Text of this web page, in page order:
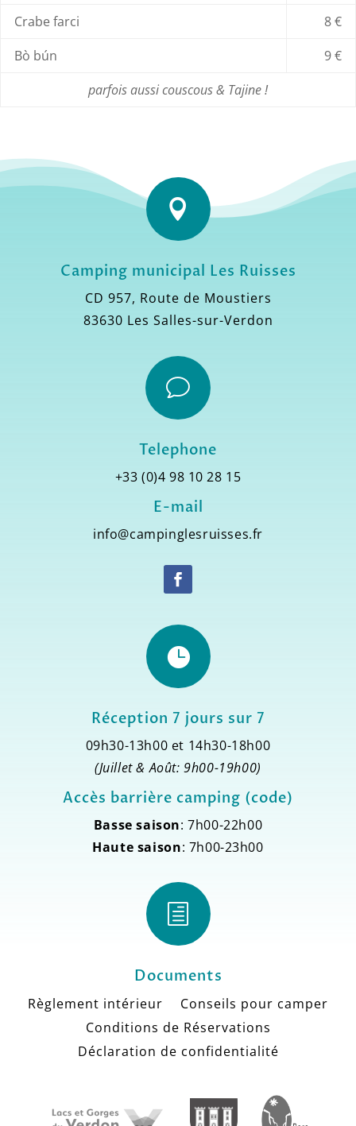
Crabe farci
8 €
Bò bún
9 €
parfois aussi couscous & Tajine !

Camping municipal Les Ruisses
CD 957, Route de Moustiers
83630 Les Salles-sur-Verdon
v
Telephone
+33 (0)4 98 10 28 15
E-mail
info@campinglesruisses.fr

Réception 7 jours sur 7
09h30-13h00 et 14h30-18h00
(Juillet & Août: 9h00-19h00)
Accès barrière camping (code)
Basse saison: 7h00-22h00
Haute saison: 7h00-23h00
h
Documents
Règlement intérieur
Conseils pour camper
Conditions de Réservations
Déclaration de confidentialité